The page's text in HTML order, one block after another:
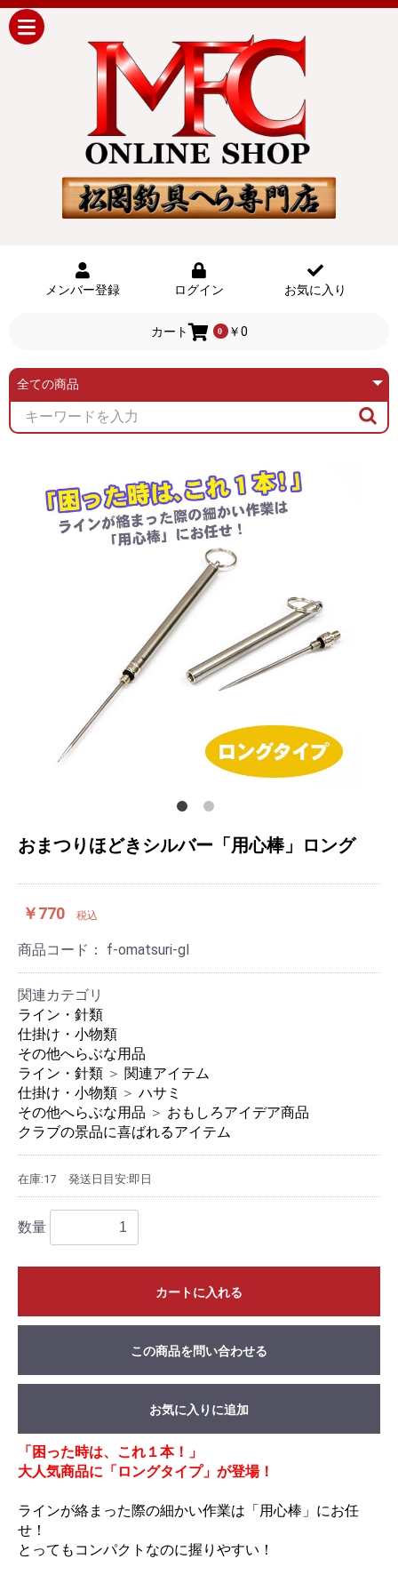
メンバー登録 ログイン お気に入り
カート 0 ￥0
おまつりほどきシルバー「用心棒」ロング
￥770 税込
商品コード： f-omatsuri-gl
関連カテゴリ
ライン・針類
仕掛け・小物類
その他へらぶな用品
ライン・針類 ＞ 関連アイテム
仕掛け・小物類 ＞ ハサミ
その他へらぶな用品 ＞ おもしろアイデア商品
クラブの景品に喜ばれるアイテム
在庫:17 発送日目安:即日
数量
カートに入れる
この商品を問い合わせる
お気に入りに追加
「困った時は、これ１本！」
大人気商品に「ロングタイプ」が登場！
ラインが絡まった際の細かい作業は「用心棒」にお任
せ！
とってもコンパクトなのに握りやすい！